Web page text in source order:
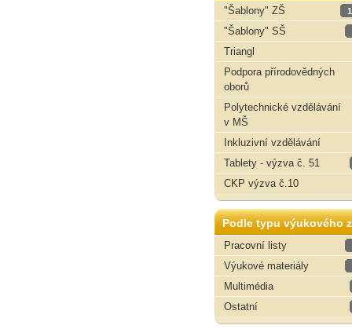
"Šablony" ZŠ
"Šablony" SŠ
Triangl
Podpora přírodovědných
oborů
Polytechnické vzdělávání
v MŠ
Inkluzivní vzdělávání
Tablety - výzva č. 51
CKP výzva č.10
Podle typu výukového
Pracovní listy
Výukové materiály
Multimédia
Ostatní